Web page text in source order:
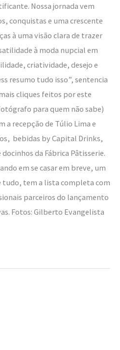
Nossa jornada vem
conquistas e uma crescente
à uma visão clara de trazer
à moda nupcial em
criatividade, desejo e
resumo tudo isso”, sentencia
cliques feitos por este
para quem não sabe)
a recepção de Túlio Lima e
bebidas by Capital Drinks,
da Fábrica Pâtisserie.
em se casar em breve, um
tudo, tem a lista completa com
parceiros do lançamento
Fotos: Gilberto Evangelista